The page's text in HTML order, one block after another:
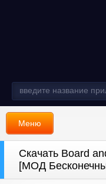
Меню
Скачать Board
[МОД